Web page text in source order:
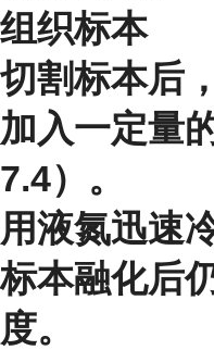
组织标本
切割标本后
加入一定量
7.4）。
用液氮迅速
标本融化后
度。